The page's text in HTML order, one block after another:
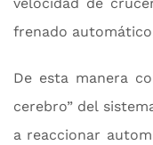
velocidad de
frenado
De esta manera
cerebro” del
a reaccionar